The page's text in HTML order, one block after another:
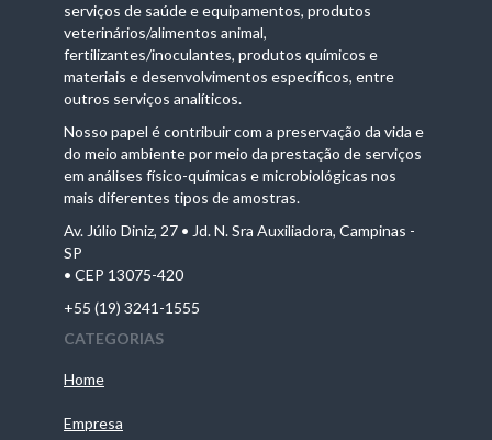
serviços de saúde e equipamentos, produtos
veterinários/alimentos animal,
fertilizantes/inoculantes, produtos químicos e
materiais e desenvolvimentos específicos, entre
outros serviços analíticos.
Nosso papel é contribuir com a preservação da vida e
do meio ambiente por meio da prestação de serviços
em análises físico-químicas e microbiológicas nos
mais diferentes tipos de amostras.
Av. Júlio Diniz, 27 • Jd. N. Sra Auxiliadora, Campinas -
SP
• CEP 13075-420
+55 (19) 3241-1555
CATEGORIAS
Home
Empresa